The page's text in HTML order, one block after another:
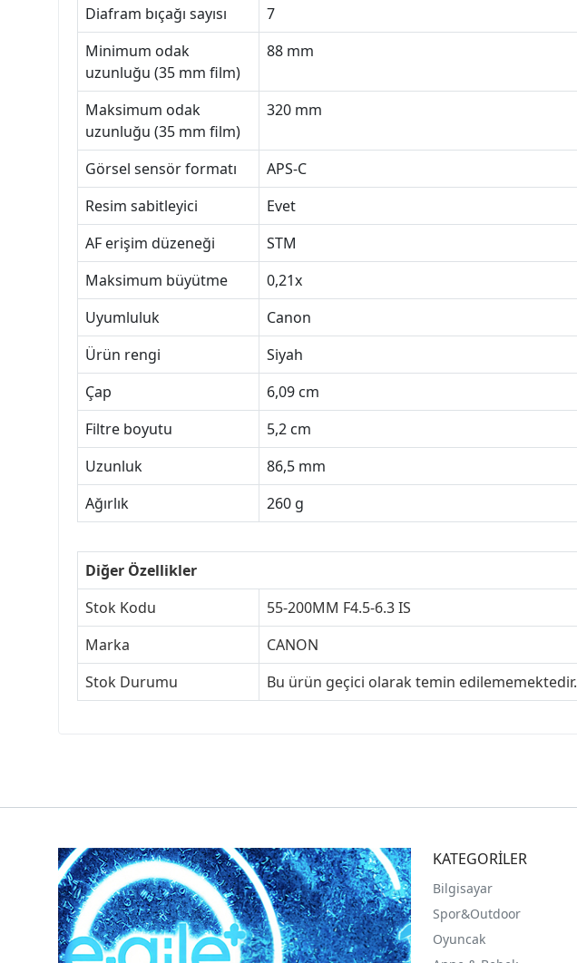
Diafram bıçağı sayısı
7
Minimum odak
uzunluğu (35 mm film)
88 mm
Maksimum odak
uzunluğu (35 mm film)
320 mm
Görsel sensör formatı
APS-C
Resim sabitleyici
Evet
AF erişim düzeneği
STM
Maksimum büyütme
0,21x
Uyumluluk
Canon
Ürün rengi
Siyah
Çap
6,09 cm
Filtre boyutu
5,2 cm
Uzunluk
86,5 mm
Ağırlık
260 g
Diğer Özellikler
Stok Kodu
55-200MM F4.5-6.3 IS
Marka
CANON
Stok Durumu
Bu ürün geçici olarak temin edilememektedir.
KATEGORİLER
Bilgisayar
Spor&Outdoor
Oyuncak